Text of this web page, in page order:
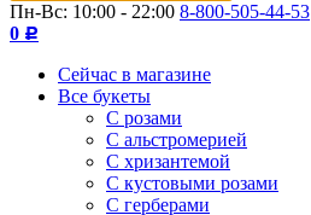
Пн-Вс: 10:00 - 22:00 8-800-505-44-53
0 Р
Сейчас в магазине
Все букеты
C розами
С альстромерией
С хризантемой
С кустовыми розами
С герберами